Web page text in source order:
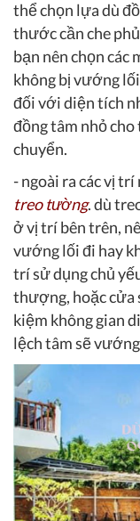
thể chọn lựa dù
thước cần che
bạn nên chọn các
không bị vướng
đối với diện tích
đồng tâm nhỏ
chuyển.
- ngoài ra các vị
treo tường. dù
ở vị trí bên trên,
vướng lối đi hay
trí sử dụng chủ
thượng, hoặc cửa
kiệm không gian
lệch tâm sẽ